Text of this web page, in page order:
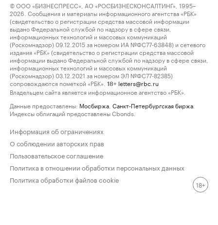
© ООО «БИЗНЕСПРЕСС», АО «РОСБИЗНЕСКОНСАЛТИНГ», 1995–
2026. Сообщения и материалы информационного агентства «РБК»
(свидетельство о регистрации средства массовой информации
выдано Федеральной службой по надзору в сфере связи,
информационных технологий и массовых коммуникаций
(Роскомнадзор) 09.12.2015 за номером ИА №ФС77-63848) и сетевого
издания «РБК» (свидетельство о регистрации средства массовой
информации выдано Федеральной службой по надзору в сфере связи,
информационных технологий и массовых коммуникаций
(Роскомнадзор) 03.12.2021 за номером ЭЛ №ФС77-82385)
сопровождаются пометкой «РБК».
18+ letters@rbc.ru
Владельцем сайта является информационное агентство «РБК».
Данные предоставлены: Мосбиржа Санкт-Петербургская биржа
Индексы облигаций предоставлены Cbonds.
Информация об ограничениях
О соблюдении авторских прав
Пользовательское соглашение
Политика в отношении обработки персональных данных
Политика обработки файлов cookie
18+